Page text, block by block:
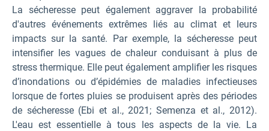
La sécheresse peut également aggraver la probabilité
d'autres événements extrêmes liés au climat et leurs
impacts sur la santé. Par exemple, la sécheresse peut
intensifier les vagues de chaleur conduisant à plus de
stress thermique. Elle peut également amplifier les risques
d’inondations ou d’épidémies de maladies infectieuses
lorsque de fortes pluies se produisent après des périodes
de sécheresse (Ebi et al., 2021; Semenza et al., 2012).
L'eau est essentielle à tous les aspects de la vie. La